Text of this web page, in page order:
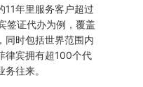
11年里服务客户超过
签证代办为例，覆盖
同时包括世界范围内
律宾拥有超100个代
往来。